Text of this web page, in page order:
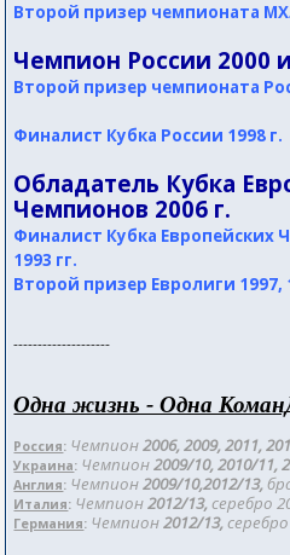
Второй призер чемпионата
Чемпион России 2000 и
Второй призер чемпионата
Финалист Кубка России 1998 г.
Обладатель Кубка
Чемпионов 2006 г.
Финалист Кубка Европейских
1993 гг.
Второй призер Евролиги 1997,
--------------------
Одна жизнь - Одна
Россия: Чемпион2006, 2009, 2011,
Украина: Чемпион2009/10, 2010/11,
Англия: Чемпион2009/10,2012/13,
Италия: Чемпион2012/13, серебро
Германия: Чемпион2012/13,